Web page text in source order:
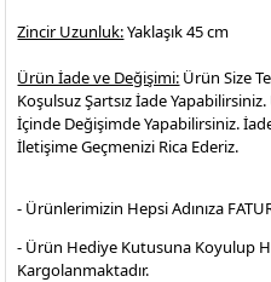
Zincir Uzunluk:Yaklaşık 45 cm
Ürün İade ve Değişimi: Ürün Size
Koşulsuz Şartsız İade
İçinde Değişimde Yapabilirsiniz.
İletişime Geçmenizi Rica Ederiz.
- Ürünlerimizin Hepsi Adınıza
- Ürün Hediye Kutusuna Koyulup
Kargolanmaktadır.